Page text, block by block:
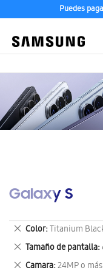
Puedes
Galaxy S
Color Titanium
Eliminar
este
artículo
Tamaño de pantalla
Eliminar
este
Camara 24MP o más
Eliminar